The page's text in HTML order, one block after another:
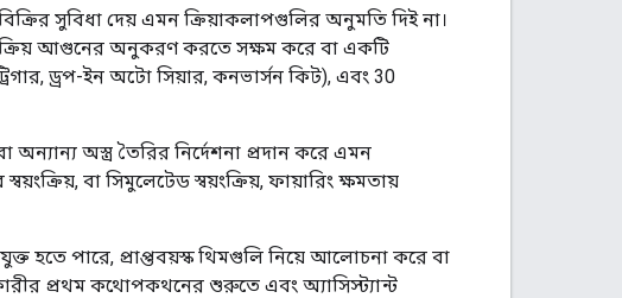
বিক্রির সুবিধা দেয় এমন ক্রিয়াকলাপগুলির অনুমতি দিই না।
আগুনের অনুকরণ করতে সক্ষম করে বা একটি
ড্রপ-ইন অটো সিয়ার, কনভার্সন কিট), এবং 30
অন্যান্য অস্ত্র তৈরির নির্দেশনা প্রদান করে এমন
বা সিমুলেটেড স্বয়ংক্রিয়, ফায়ারিং ক্ষমতায়
হতে পারে, প্রাপ্তবয়স্ক থিমগুলি নিয়ে আলোচনা করে বা
প্রথম কথোপকথনের শুরুতে এবং অ্যাসিস্ট্যান্ট